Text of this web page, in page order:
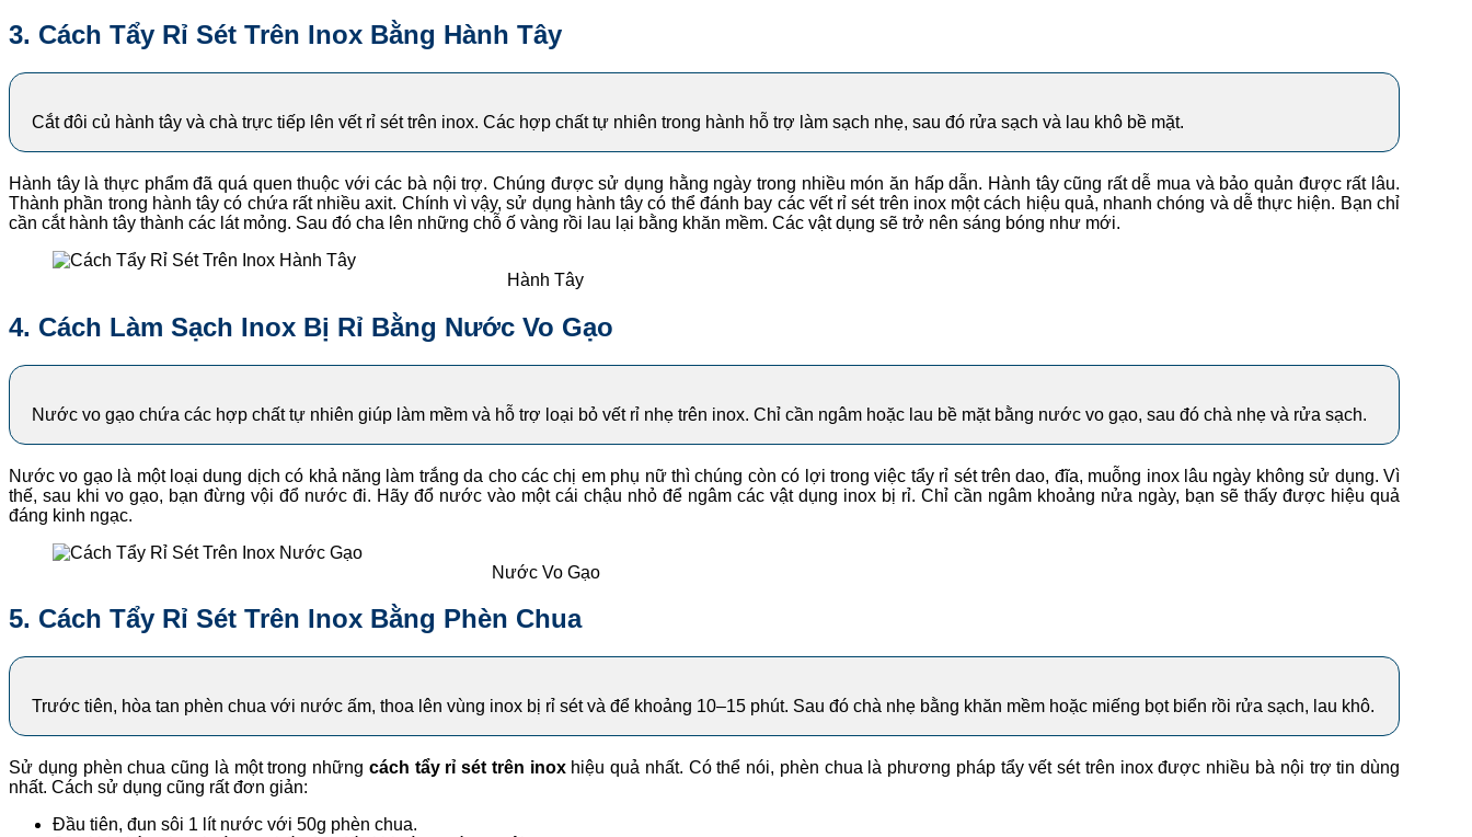
3. Cách Tẩy Rỉ Sét Trên Inox Bằng Hành Tây
Cắt đôi củ hành tây và chà trực tiếp lên vết rỉ sét trên inox. Các hợp chất tự nhiên trong hành hỗ trợ làm sạch nhẹ, sau đó rửa sạch và lau khô bề mặt.
Hành tây là thực phẩm đã quá quen thuộc với các bà nội trợ. Chúng được sử dụng hằng ngày trong nhiều món ăn hấp dẫn. Hành tây cũng rất dễ mua và bảo quản được rất lâu.
Thành phần trong hành tây có chứa rất nhiều axit. Chính vì vậy, sử dụng hành tây có thể đánh bay các vết rỉ sét trên inox một cách hiệu quả, nhanh chóng và dễ thực hiện. Bạn chỉ
cần cắt hành tây thành các lát mỏng. Sau đó cha lên những chỗ ố vàng rồi lau lại bằng khăn mềm. Các vật dụng sẽ trở nên sáng bóng như mới.
Hành Tây
4. Cách Làm Sạch Inox Bị Rỉ Bằng Nước Vo Gạo
Nước vo gạo chứa các hợp chất tự nhiên giúp làm mềm và hỗ trợ loại bỏ vết rỉ nhẹ trên inox. Chỉ cần ngâm hoặc lau bề mặt bằng nước vo gạo, sau đó chà nhẹ và rửa sạch.
Nước vo gạo là một loại dung dịch có khả năng làm trắng da cho các chị em phụ nữ thì chúng còn có lợi trong việc tẩy rỉ sét trên dao, đĩa, muỗng inox lâu ngày không sử dụng. Vì
thế, sau khi vo gạo, bạn đừng vội đổ nước đi. Hãy đổ nước vào một cái chậu nhỏ để ngâm các vật dụng inox bị rỉ. Chỉ cần ngâm khoảng nửa ngày, bạn sẽ thấy được hiệu quả
đáng kinh ngạc.
Nước Vo Gạo
5. Cách Tẩy Rỉ Sét Trên Inox Bằng Phèn Chua
Trước tiên, hòa tan phèn chua với nước ấm, thoa lên vùng inox bị rỉ sét và để khoảng 10–15 phút. Sau đó chà nhẹ bằng khăn mềm hoặc miếng bọt biển rồi rửa sạch, lau khô.
Sử dụng phèn chua cũng là một trong những cách tẩy rỉ sét trên inoxhiệu quả nhất. Có thể nói, phèn chua là phương pháp tẩy vết sét trên inox được nhiều bà nội trợ tin dùng
nhất. Cách sử dụng cũng rất đơn giản:
Đầu tiên, đun sôi 1 lít nước với 50g phèn chua.